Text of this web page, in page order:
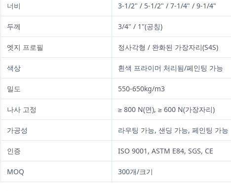
너비 3-1/2" / 5-1/2" / 7-1/4" / 9-1/4"
두께 3/4" / 1"(공칭)
엣지 프로필 정사각형 / 완화된 가장자리(S4S)
색상 흰색 프라이머 처리됨/페인팅 가능
밀도 550-650kg/m3
나사 고정 ≥ 800 N(면), ≥ 600 N(가장자리)
가공성 라우팅 가능, 샌딩 가능, 페인팅 가능
인증 ISO 9001, ASTM E84, SGS, CE
MOQ 300개/크기